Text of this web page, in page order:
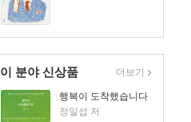
이 분야 신상품
행복이 도착했습니다
정일섭 저
더보기